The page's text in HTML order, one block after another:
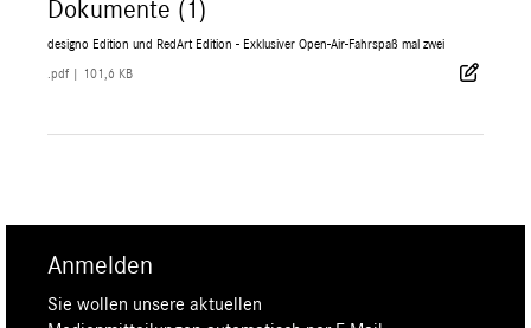
Dokumente (1)
designo Edition und RedArt Edition - Exklusiver Open-Air-Fahrspaß mal zwei
.pdf 101,6 KB
Anmelden
Sie wollen unsere aktuellen